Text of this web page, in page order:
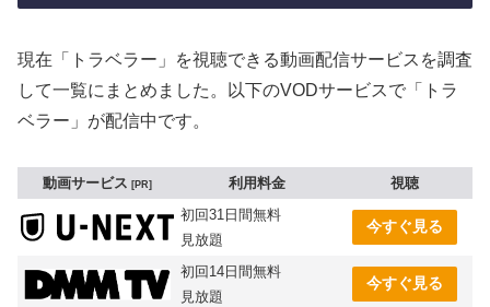
現在「トラベラー」を視聴できる動画配信サービスを調査
して一覧にまとめました。以下のVODサービスで「トラ
ベラー」が配信中です。
動画サービス PR 利用料金
視聴
初回31日間無料
見放題
今すぐ見る
初回14日間無料
見放題
今すぐ見る